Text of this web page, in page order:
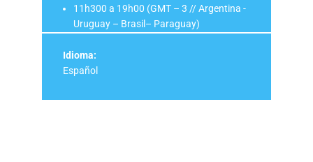
11h300 a 19h00 (GMT – 3 // Argentina -
Uruguay – Brasil– Paraguay)
Idioma:
Español